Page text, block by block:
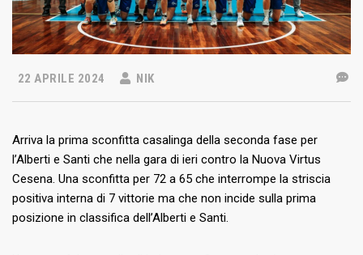
22 APRILE 2024 NIK
Arriva la prima sconfitta casalinga della seconda fase per
l’Alberti e Santi che nella gara di ieri contro la Nuova Virtus
Cesena. Una sconfitta per 72 a 65 che interrompe la striscia
positiva interna di 7 vittorie ma che non incide sulla prima
posizione in classifica dell’Alberti e Santi.